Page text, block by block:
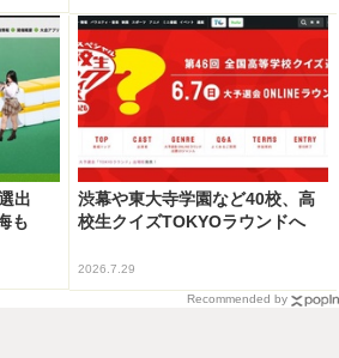
出
も
渋幕や東大寺学園など40校、高
校生クイズTOKYOラウンドへ
2026.7.29
Recommended by